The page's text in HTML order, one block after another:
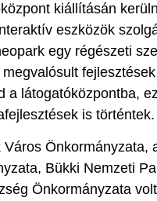
kiállításán
eszközök
egy régészeti
a látogatóközpontba,
is történtek.
Önkormányzata,
Bükki Nemzeti
Önkormányzata